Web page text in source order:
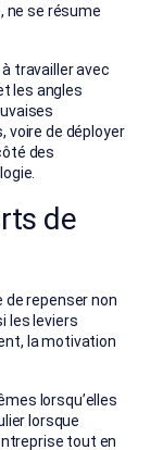
ne se résume
travailler avec
les angles
voire de déployer
des
de
repenser non
les leviers
la motivation
lorsqu’elles
lorsque
tout en